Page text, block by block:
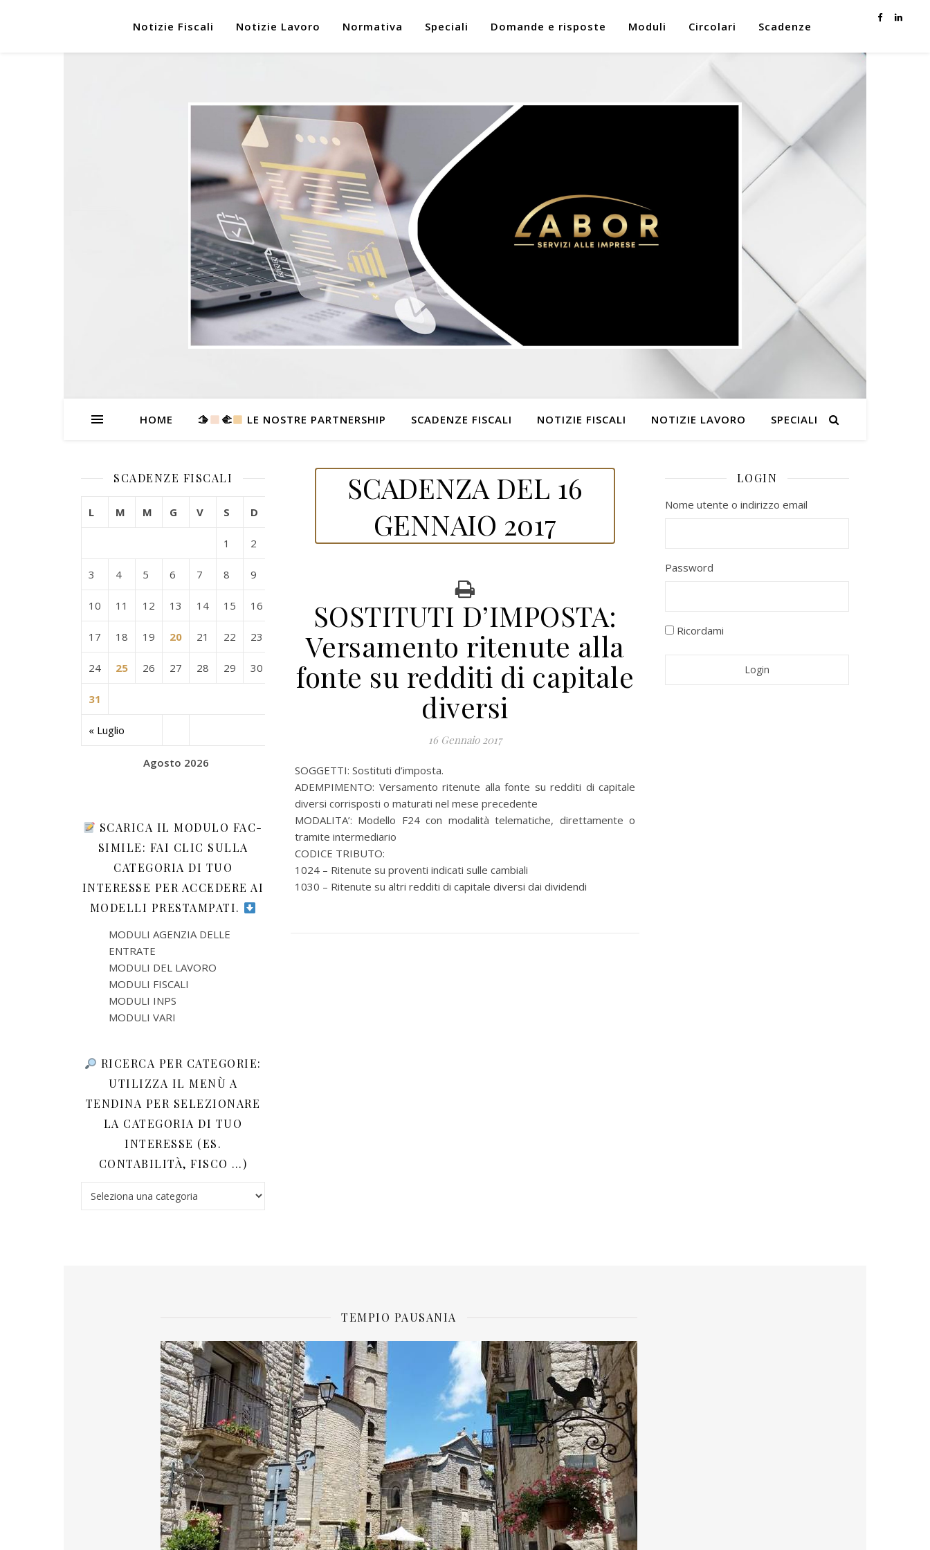
Notizie Fiscali Notizie Lavoro Normativa Speciali Domande e risposte Moduli Circolari Scadenze
HOME 🫱 ‍🫲 LE NOSTRE PARTNERSHIP SCADENZE FISCALI NOTIZIE FISCALI NOTIZIE LAVORO SPECIALI
SCADENZE FISCALI
Agosto 2026
L M M G V S D
« Luglio
1 2
3 4 5 6 7 8 9
10 11 12 13 14 15 16
17 18 19 20 21 22 23
24 25 26 27 28 29 30
31
SCARICA IL MODULO FAC-
SIMILE: FAI CLIC SULLA
CATEGORIA DI TUO
INTERESSE PER ACCEDERE AI
MODELLI PRESTAMPATI.
MODULI AGENZIA DELLE
ENTRATE
MODULI DEL LAVORO
MODULI FISCALI
MODULI INPS
MODULI VARI
RICERCA PER CATEGORIE:
UTILIZZA IL MENÙ A
TENDINA PER SELEZIONARE
LA CATEGORIA DI TUO
INTERESSE (ES.
CONTABILITÀ, FISCO …)
Ricerca per categorie: utilizza il menù a tendina per selezionare la categoria di tuo interesse (es. contabilità, Fisco …)
SCADENZA DEL 16
GENNAIO 2017
SOSTITUTI D’IMPOSTA:
Versamento ritenute alla
fonte su redditi di capitale
diversi
16 Gennaio 2017
SOGGETTI: Sostituti d’imposta.
ADEMPIMENTO: Versamento ritenute alla fonte su redditi di capitale
diversi corrisposti o maturati nel mese precedente
MODALITA’: Modello F24 con modalità telematiche, direttamente o
tramite intermediario
CODICE TRIBUTO:
1024 – Ritenute su proventi indicati sulle cambiali
1030 – Ritenute su altri redditi di capitale diversi dai dividendi
LOGIN
Nome utente o indirizzo email
Password
Ricordami
TEMPIO PAUSANIA